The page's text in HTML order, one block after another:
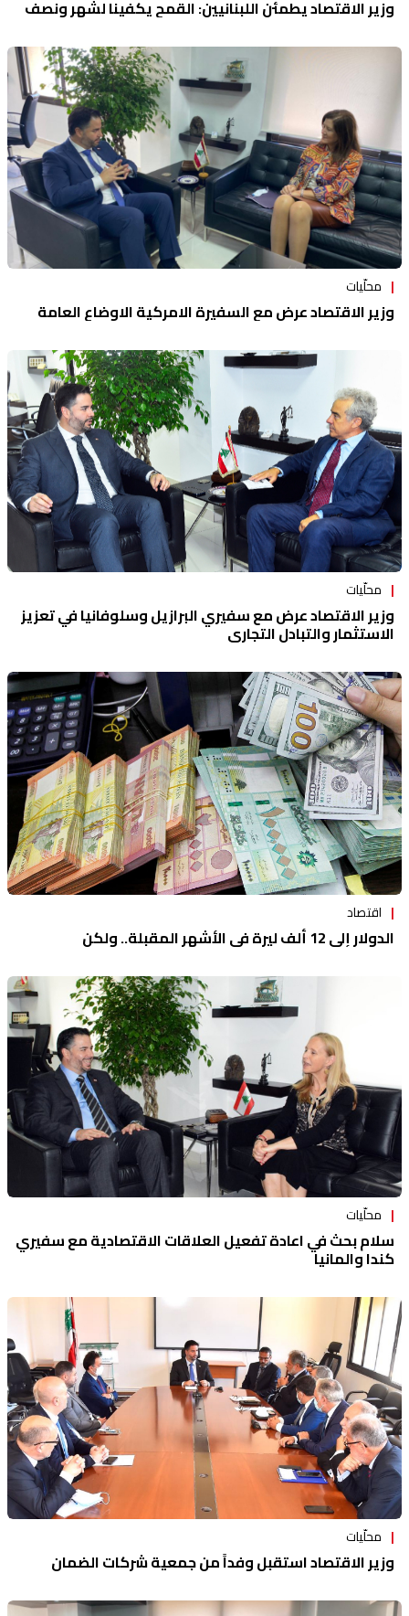
وزير الاقتصاد يطمئن اللبنانيين: القمح يكفينا لشهر ونصف
محلّيات
وزير الاقتصاد عرض مع السفيرة الامركية الاوضاع العامة
محلّيات
وزير الاقتصاد عرض مع سفيري البرازيل وسلوفانيا في تعزيز
الاستثمار والتبادل التجاري
اقتصاد
الدولار إلى 12 ألف ليرة في الأشهر المقبلة.. ولكن
محلّيات
سلام بحث في اعادة تفعيل العلاقات الاقتصادية مع سفيري
كندا والمانيا
محلّيات
وزير الاقتصاد استقبل وفداً من جمعية شركات الضمان